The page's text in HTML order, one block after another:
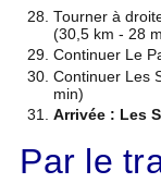
Tourner à
(30,5 km - 28
Continuer Le
Continuer Les
min)
Arrivée : Les
Par le